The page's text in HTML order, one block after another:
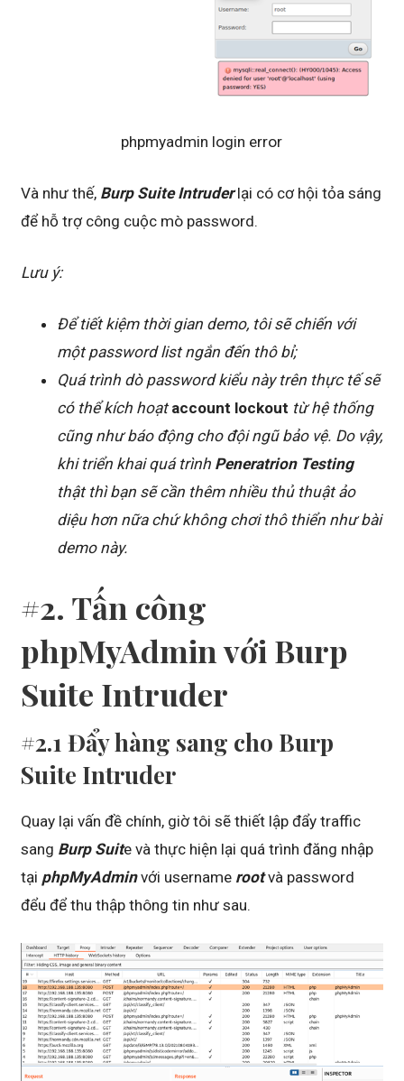
phpmyadmin login error
Và như thế, Burp Suite Intruderlại có cơ hội tỏa sáng
để hỗ trợ công cuộc mò password.
Lưu ý:
Để tiết kiệm thời gian demo, tôi sẽ chiến với
một password list ngắn đến thô bỉ;
Quá trình dò password kiểu này trên thực tế sẽ
có thể kích hoạtaccount lockout từ hệ thống
cũng như báo động cho đội ngũ bảo vệ. Do vậy,
khi triển khai quá trình Peneratrion Testing
thật thì bạn sẽ cần thêm nhiều thủ thuật ảo
diệu hơn nữa chứ không chơi thô thiển như bài
demo này.
#2. Tấn công
phpMyAdmin với Burp
Suite Intruder
#2.1 Đẩy hàng sang cho Burp
Suite Intruder
Quay lại vấn đề chính, giờ tôi sẽ thiết lập đẩy traffic
sang Burp Suite và thực hiện lại quá trình đăng nhập
tại phpMyAdminvới username rootvà password
đểu để thu thập thông tin như sau.